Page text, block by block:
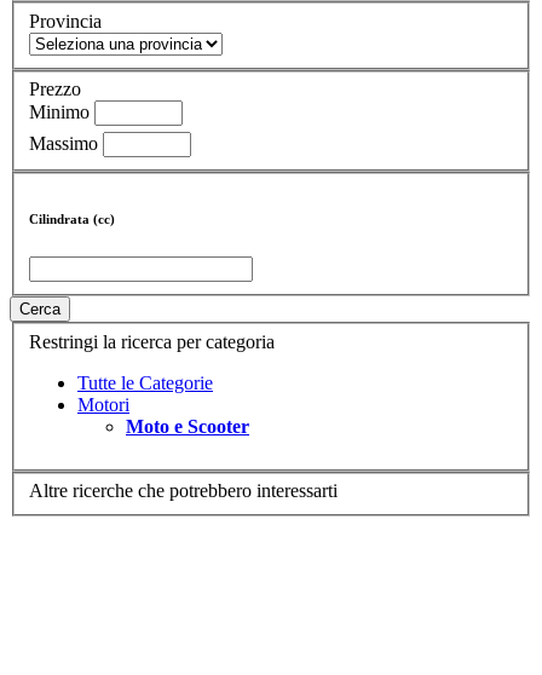
Provincia
Prezzo
Minimo
Massimo
Cilindrata (cc)
Cerca
Restringi la ricerca per categoria
Tutte le Categorie
Motori
Moto e Scooter
Altre ricerche che potrebbero interessarti